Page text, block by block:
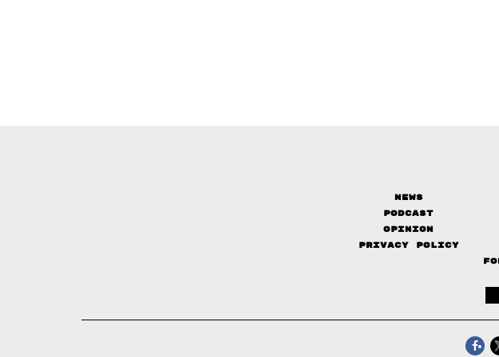
News
Podcast
Opinion
Privacy Policy